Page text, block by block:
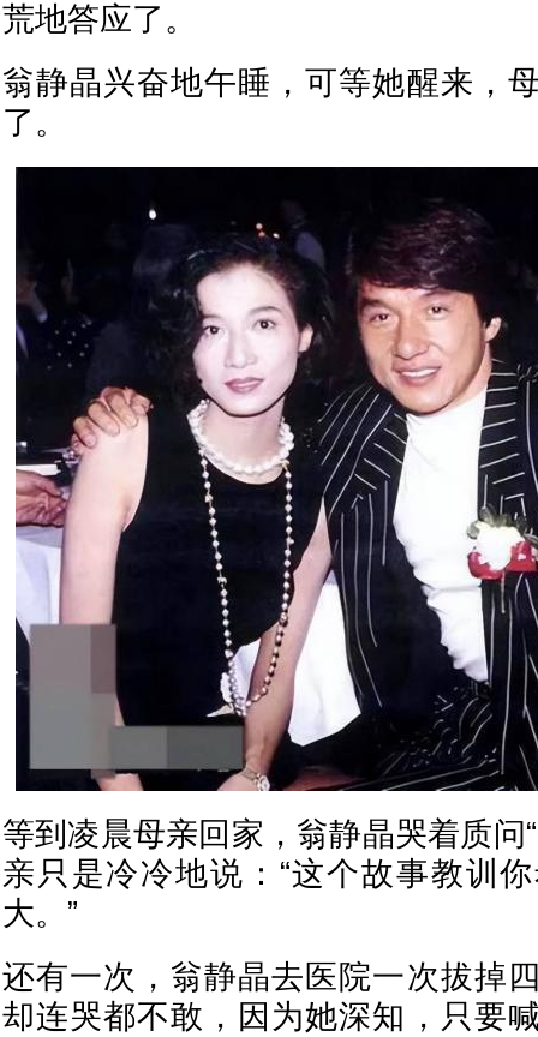
荒地答应了。
翁静晶兴奋地午睡，可等她醒来，
了。
等到凌晨母亲回家，翁静晶哭着质问
亲只是冷冷地说：“这个故事教训
大。”
还有一次，翁静晶去医院一次拔掉
却连哭都不敢，因为她深知，只要